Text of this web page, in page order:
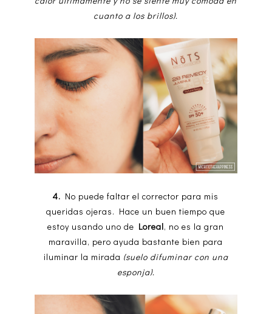
cuanto a los brillos).
4. No puede faltar el corrector para mis
queridas ojeras. Hace un buen tiempo que
estoy usando uno de Loreal, no es la gran
maravilla, pero ayuda bastante bien para
iluminar la mirada (suelo difuminar con una
esponja).